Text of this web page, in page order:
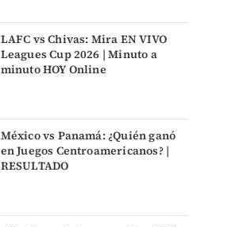
LAFC vs Chivas: Mira EN VIVO
Leagues Cup 2026 | Minuto a
minuto HOY Online
México vs Panamá: ¿Quién ganó
en Juegos Centroamericanos? |
RESULTADO